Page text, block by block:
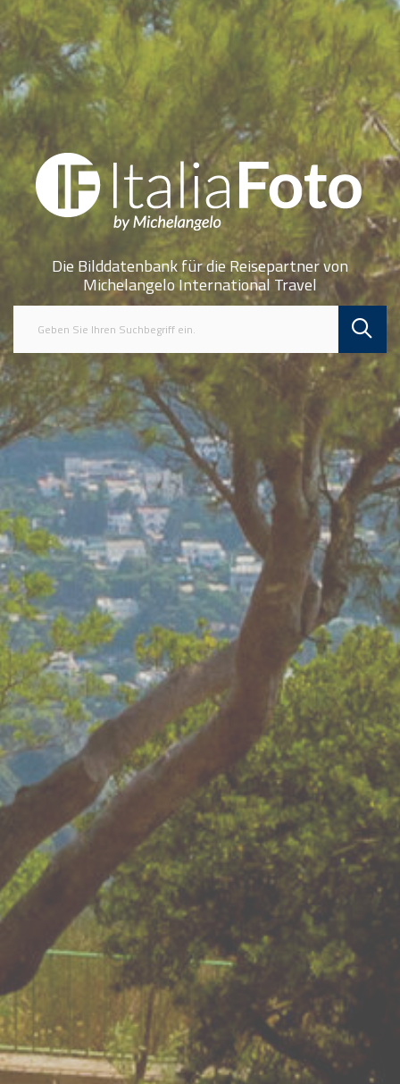
Die Bilddatenbank für die Reisepartner von
Michelangelo International Travel